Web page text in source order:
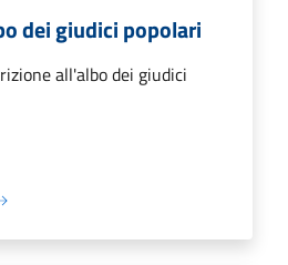
dei giudici popolari
all'albo dei giudici